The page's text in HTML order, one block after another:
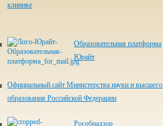
клинике
Образовательная платформа
Юрайт
Официальный сайт Министерства науки и высшего
образования Российской Федерации
Рособнадзор